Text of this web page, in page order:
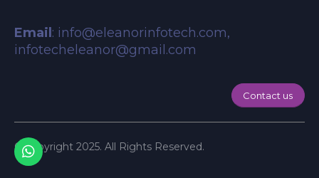
Email : info@eleanorinfotech.com,
infotecheleanor@gmail.com
Contact us
© copyright 2025. All Rights Reserved.